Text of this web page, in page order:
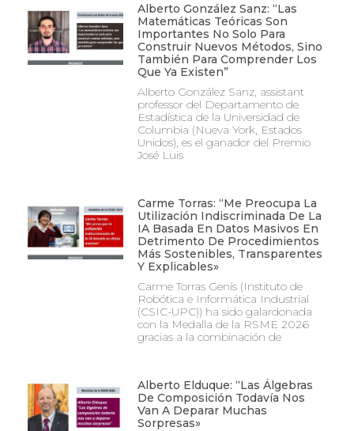
Alberto González Sanz: “Las
Matemáticas Teóricas Son
Importantes No Solo Para
Construir Nuevos Métodos, Sino
También Para Comprender Los
Que Ya Existen”
Alberto González Sanz, assistant
professor del Departamento de
Estadística de la Universidad de
Columbia (Nueva York, Estados
Unidos), es el ganador del Premio
José Luis
Carme Torras: “Me Preocupa La
Utilización Indiscriminada De La
IA Basada En Datos Masivos En
Detrimento De Procedimientos
Más Sostenibles, Transparentes
Y Explicables»
Carme Torras Genís (Instituto de
Robótica e Informática Industrial
(CSIC-UPC)) ha sido galardonada
con la Medalla de la RSME 2026
gracias a la combinación de
Alberto Elduque: “Las Álgebras
De Composición Todavía Nos
Van A Deparar Muchas
Sorpresas»